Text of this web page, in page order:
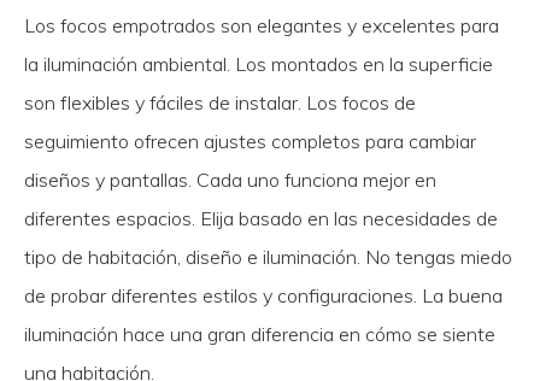
Los focos empotrados son elegantes y excelentes para
la iluminación ambiental. Los montados en la superficie
son flexibles y fáciles de instalar. Los focos de
seguimiento ofrecen ajustes completos para cambiar
diseños y pantallas. Cada uno funciona mejor en
diferentes espacios. Elija basado en las necesidades de
tipo de habitación, diseño e iluminación. No tengas miedo
de probar diferentes estilos y configuraciones. La buena
iluminación hace una gran diferencia en cómo se siente
una habitación.